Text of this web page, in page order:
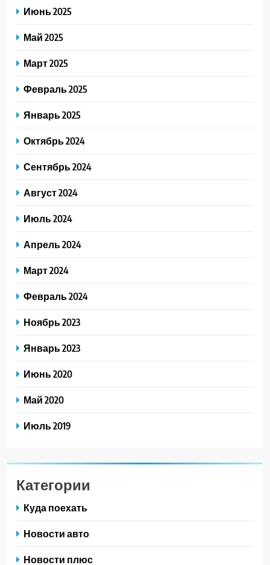
Июнь 2025
Май 2025
Март 2025
Февраль 2025
Январь 2025
Октябрь 2024
Сентябрь 2024
Август 2024
Июль 2024
Апрель 2024
Март 2024
Февраль 2024
Ноябрь 2023
Январь 2023
Июнь 2020
Май 2020
Июль 2019
Категории
Куда поехать
Новости авто
Новости плюс